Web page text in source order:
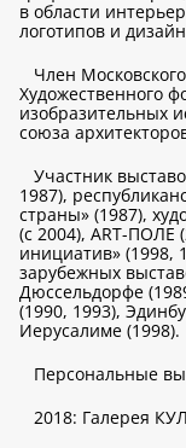
в области
логотипов и
Член
Художественного
изобразительных
союза
Участник
1987),
страны» (1987),
(с 2004), АRT-ПОЛЕ
инициатив» (1998,
зарубежных
Дюссельдорфе
(1990, 1993),
Иерусалиме (1998).
Персональные
2018: Галерея